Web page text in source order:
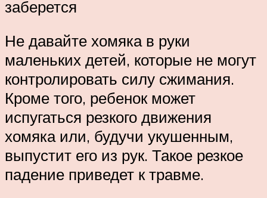
заберется
Не давайте хомяка в руки
маленьких детей, которые не могут
контролировать силу сжимания.
Кроме того, ребенок может
испугаться резкого движения
хомяка или, будучи укушенным,
выпустит его из рук. Такое резкое
падение приведет к травме.